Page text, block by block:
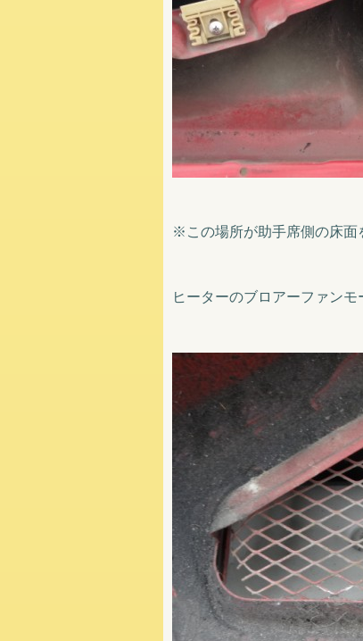
※この場所が助手席側の床面
ヒーターのブロアーファンモ